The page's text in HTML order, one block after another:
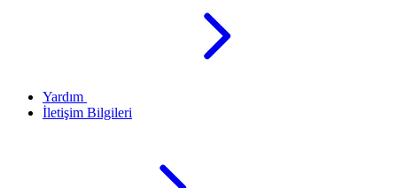
Yardım
İletişim Bilgileri